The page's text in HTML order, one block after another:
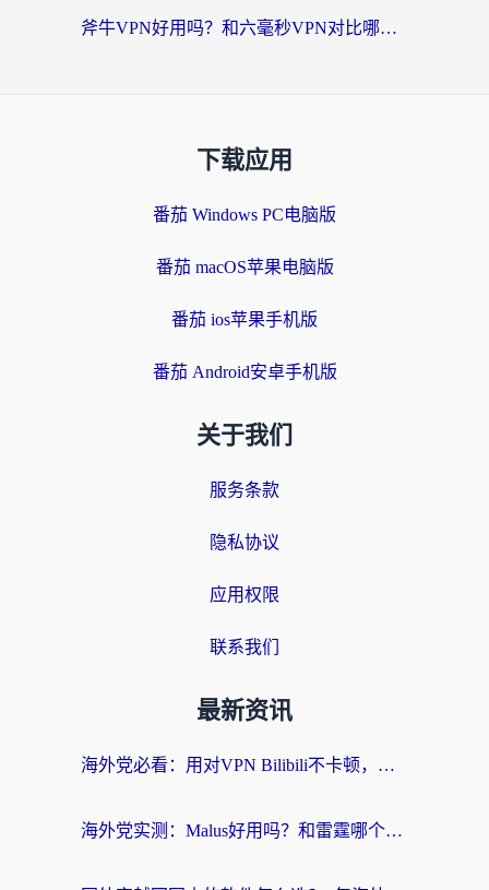
斧牛VPN好用吗？和六毫秒VPN对比哪个回国效果更好？海外党亲测实用指南
下载应用
番茄 Windows PC电脑版
番茄 macOS苹果电脑版
番茄 ios苹果手机版
番茄 Android安卓手机版
关于我们
服务条款
隐私协议
应用权限
联系我们
最新资讯
海外党必看：用对VPN Bilibili不卡顿，英国玩国内游戏也丝滑——2026回国加速器选择指南
海外党实测：Malus好用吗？和雷霆哪个好？+ 3款热门加速器深度对比